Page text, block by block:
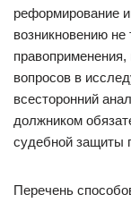
реформирование
возникновению
вопросов в
всесторонний
должником
судебной защиты
Перечень